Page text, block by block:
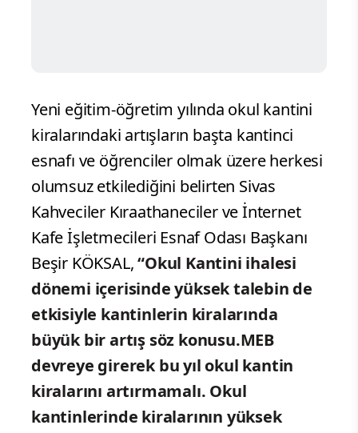
Yeni eğitim-öğretim yılında okul kantini
kiralarındaki artışların başta kantinci
esnafı ve öğrenciler olmak üzere herkesi
olumsuz etkilediğini belirten Sivas
Kahveciler Kıraathaneciler ve İnternet
Kafe İşletmecileri Esnaf Odası Başkanı
Beşir KÖKSAL,“Okul Kantini ihalesi
dönemi içerisinde yüksek talebin de
etkisiyle kantinlerin kiralarında
büyük bir artış söz konusu.MEB
devreye girerek bu yıl okul kantin
kiralarını artırmamalı. Okul
kantinlerinde kiralarının yüksek